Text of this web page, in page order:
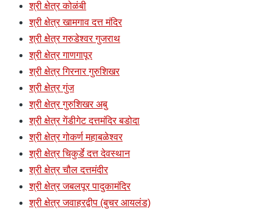
श्री क्षेत्र कोळंबी
श्री क्षेत्र खामगाव दत्त मंदिर
श्री क्षेत्र गरुडेश्वर गुजराथ
श्री क्षेत्र गाणगापूर
श्री क्षेत्र गिरनार गुरुशिखर
श्री क्षेत्र गुंज
श्री क्षेत्र गुरुशिखर अबु
श्री क्षेत्र गेंडीगेट दत्तमंदिर बडोदा
श्री क्षेत्र गोकर्ण महाबळेश्वर
श्री क्षेत्र चिकुर्डे दत्त देवस्थान
श्री क्षेत्र चौल दत्तमंदीर
श्री क्षेत्र जबलपूर पादुकामंदिर
श्री क्षेत्र जवाहरद्वीप (बुचर आयलंड)